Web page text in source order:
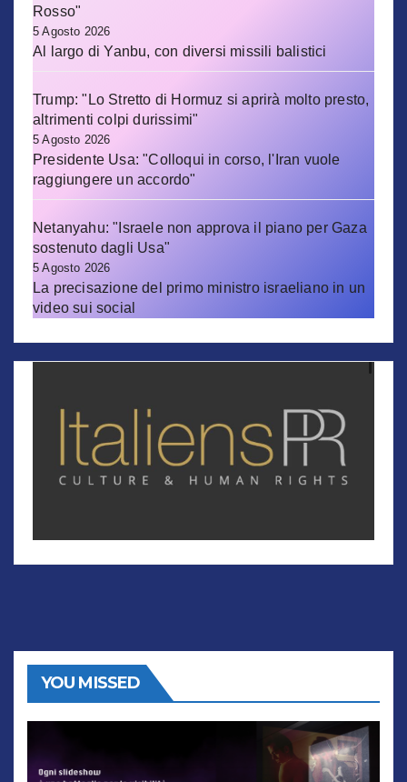
Rosso"
5 Agosto 2026
Al largo di Yanbu, con diversi missili balistici
Trump: "Lo Stretto di Hormuz si aprirà molto presto,
altrimenti colpi durissimi"
5 Agosto 2026
Presidente Usa: "Colloqui in corso, l'Iran vuole
raggiungere un accordo"
Netanyahu: "Israele non approva il piano per Gaza
sostenuto dagli Usa"
5 Agosto 2026
La precisazione del primo ministro israeliano in un
video sui social
YOU MISSED